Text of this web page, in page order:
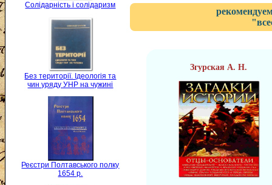
Солідарність і солідаризм
Без території. Ідеологія та
чин уряду УНР на чужині
Реєстри Полтавського полку
1654 р.
Згурская А. Н.